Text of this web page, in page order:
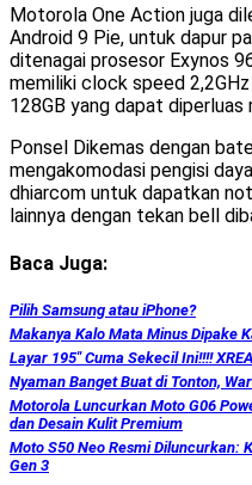
Motorola One Action juga
Android 9 Pie, untuk dapur
ditenagai prosesor Exynos
memiliki clock speed
128GB yang dapat
Ponsel Dikemas dengan
mengakomodasi pengisi
dhiarcom untuk dapatkan
lainnya dengan tekan bell
Baca Juga:
Pilih Samsung atau iPhone?
Makanya Kalo Mata Minus Dipake
Layar 195″ Cuma Sekecil Ini!!!!
Nyaman Banget Buat di Tonton,
Motorola Luncurkan Moto G06
dan Desain Kulit Premium
Moto S50 Neo Resmi Diluncurkan:
Gen 3